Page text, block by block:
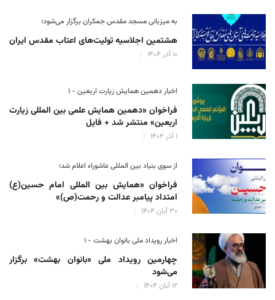
به میزبانی مسجد مقدس جمکران برگزار می‌شود؛
هشتمین اجلاسیه تولیت‌های اعتاب مقدس ایران
۱۰ آذر ۱۴۰۴
اخبار دهمین همایش زیارت اربعین - ۱
فراخوان «دهمین همایش علمی بین المللی زیارت
اربعین» منتشر شد + فایل
۱ آذر ۱۴۰۴
از سوی بنیاد بین المللی عاشوراء اعلام شد؛
فراخوان «همایش بین المللی امام حسین(ع)
امتداد پیامبر عدالت و رحمت(ص)»
۳۰ آبان ۱۴۰۴
اخبار رویداد ملی بانوان بهشت - ۱
چهارمین رویداد ملی «بانوان بهشت» برگزار
می‌شود
۱۲ آبان ۱۴۰۴